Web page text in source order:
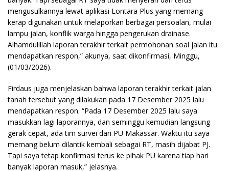
mengusulkannya lewat aplikasi Lontara Plus yang memang
kerap digunakan untuk melaporkan berbagai persoalan, mulai
lampu jalan, konflik warga hingga pengerukan drainase.
Alhamdulillah laporan terakhir terkait permohonan soal jalan itu
mendapatkan respon,” akunya, saat dikonfirmasi, Minggu,
(01/03/2026).
Firdaus juga menjelaskan bahwa laporan terakhir terkait jalan
tanah tersebut yang dilakukan pada 17 Desember 2025 lalu
mendapatkan respon. “Pada 17 Desember 2025 lalu saya
masukkan lagi laporannya, dan seminggu kemudian langsung
gerak cepat, ada tim survei dari PU Makassar. Waktu itu saya
memang belum dilantik kembali sebagai RT, masih dijabat PJ.
Tapi saya tetap konfirmasi terus ke pihak PU karena tiap hari
banyak laporan masuk,” jelasnya.